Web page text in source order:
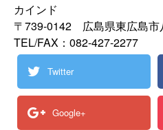
カインド
〒739-0142 広島県東広島市
TEL/FAX：082-427-2277
Twitter
Google+